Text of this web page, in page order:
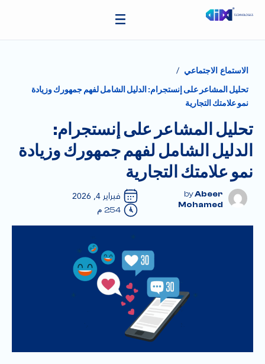
الاستماع الاجتماعي /
تحليل المشاعر على إنستجرام: الدليل الشامل لفهم جمهورك وزيادة
نمو علامتك التجارية
تحليل المشاعر على إنستجرام:
الدليل الشامل لفهم جمهورك وزيادة
نمو علامتك التجارية
Abeer
Mohamed
فبراير 4, 2026
2:54 م